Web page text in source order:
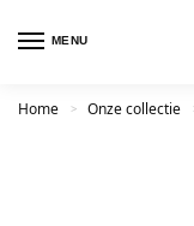
MENU
Home > Onze collectie